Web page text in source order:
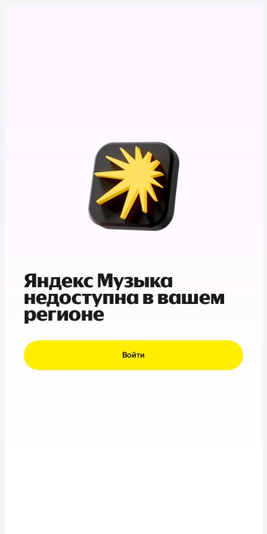
Яндекс Музыка
недоступна в вашем
регионе
Войти